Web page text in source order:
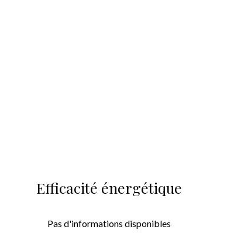
Efficacité énergétique
Pas d'informations disponibles